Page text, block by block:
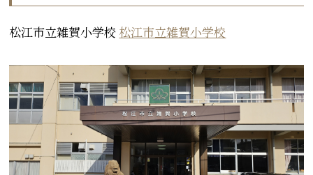
松江市立雑賀小学校 松江市立雑賀小学校